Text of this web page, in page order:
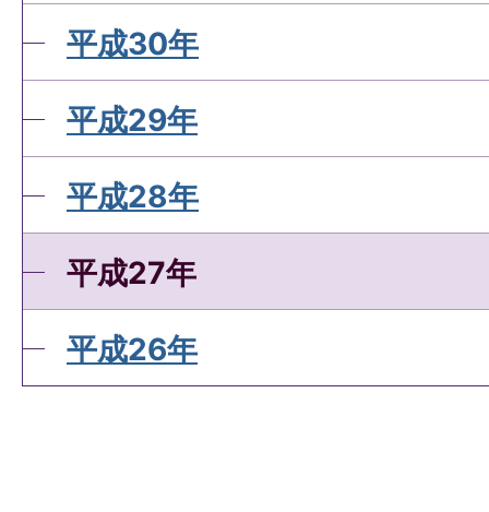
平成30年
平成29年
平成28年
平成27年
平成26年